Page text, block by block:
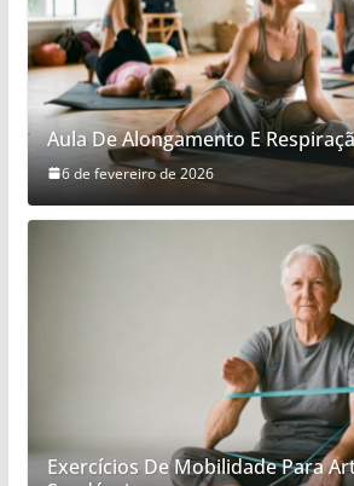
Aula De Alongamento E
6 de fevereiro de 2026
Exercícios De Mobilidade Para